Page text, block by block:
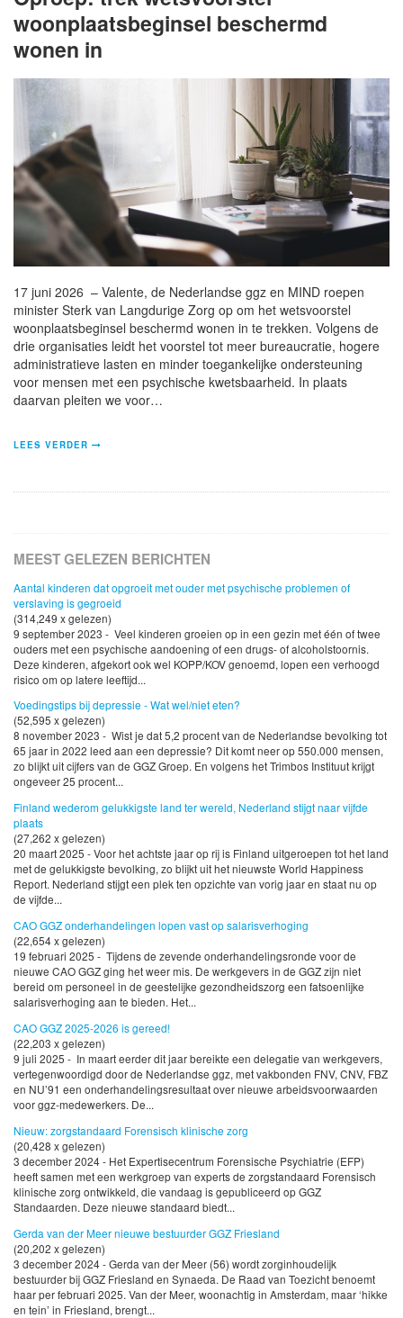
woonplaatsbeginsel beschermd
wonen in
17 juni 2026 – Valente, de Nederlandse ggz en MIND roepen
minister Sterk van Langdurige Zorg op om het wetsvoorstel
woonplaatsbeginsel beschermd wonen in te trekken. Volgens de
drie organisaties leidt het voorstel tot meer bureaucratie, hogere
administratieve lasten en minder toegankelijke ondersteuning
voor mensen met een psychische kwetsbaarheid. In plaats
daarvan pleiten we voor…
LEES VERDER
MEEST GELEZEN BERICHTEN
Aantal kinderen dat opgroeit met ouder met psychische problemen of
verslaving is gegroeid
(314,249 x gelezen)
9 september 2023 - Veel kinderen groeien op in een gezin met één of twee
ouders met een psychische aandoening of een drugs- of alcoholstoornis.
Deze kinderen, afgekort ook wel KOPP/KOV genoemd, lopen een verhoogd
risico om op latere leeftijd...
Voedingstips bij depressie - Wat wel/niet eten?
(52,595 x gelezen)
8 november 2023 - Wist je dat 5,2 procent van de Nederlandse bevolking tot
65 jaar in 2022 leed aan een depressie? Dit komt neer op 550.000 mensen,
zo blijkt uit cijfers van de GGZ Groep. En volgens het Trimbos Instituut krijgt
ongeveer 25 procent...
Finland wederom gelukkigste land ter wereld, Nederland stijgt naar vijfde
plaats
(27,262 x gelezen)
20 maart 2025 - Voor het achtste jaar op rij is Finland uitgeroepen tot het land
met de gelukkigste bevolking, zo blijkt uit het nieuwste World Happiness
Report. Nederland stijgt een plek ten opzichte van vorig jaar en staat nu op
de vijfde...
CAO GGZ onderhandelingen lopen vast op salarisverhoging
(22,654 x gelezen)
19 februari 2025 - Tijdens de zevende onderhandelingsronde voor de
nieuwe CAO GGZ ging het weer mis. De werkgevers in de GGZ zijn niet
bereid om personeel in de geestelijke gezondheidszorg een fatsoenlijke
salarisverhoging aan te bieden. Het...
CAO GGZ 2025-2026 is gereed!
(22,203 x gelezen)
9 juli 2025 - In maart eerder dit jaar bereikte een delegatie van werkgevers,
vertegenwoordigd door de Nederlandse ggz, met vakbonden FNV, CNV, FBZ
en NU’91 een onderhandelingsresultaat over nieuwe arbeidsvoorwaarden
voor ggz-medewerkers. De...
Nieuw: zorgstandaard Forensisch klinische zorg
(20,428 x gelezen)
3 december 2024 - Het Expertisecentrum Forensische Psychiatrie (EFP)
heeft samen met een werkgroep van experts de zorgstandaard Forensisch
klinische zorg ontwikkeld, die vandaag is gepubliceerd op GGZ
Standaarden. Deze nieuwe standaard biedt...
Gerda van der Meer nieuwe bestuurder GGZ Friesland
(20,202 x gelezen)
3 december 2024 - Gerda van der Meer (56) wordt zorginhoudelijk
bestuurder bij GGZ Friesland en Synaeda. De Raad van Toezicht benoemt
haar per februari 2025. Van der Meer, woonachtig in Amsterdam, maar ‘hikke
en tein’ in Friesland, brengt...